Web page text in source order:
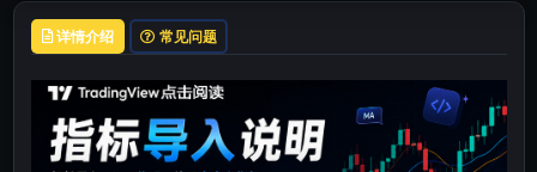
详情介绍 常见问题